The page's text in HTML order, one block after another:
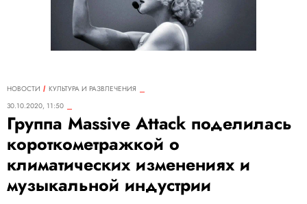
НОВОСТИ
КУЛЬТУРА И РАЗВЛЕЧЕНИЯ
30.10.2020, 11:50
Группа Massive Attack поделилась
короткометражкой о
климатических изменениях и
музыкальной индустрии